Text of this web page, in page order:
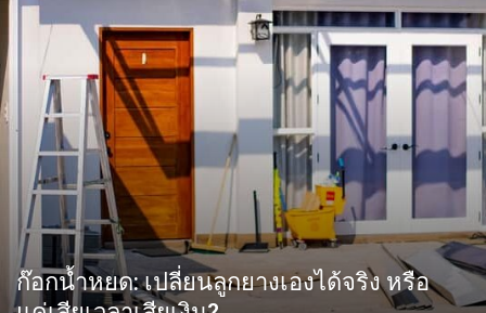
ก๊อกน้ำหยด: เปลี่ยนลูกยางเองได้จริง หรือ